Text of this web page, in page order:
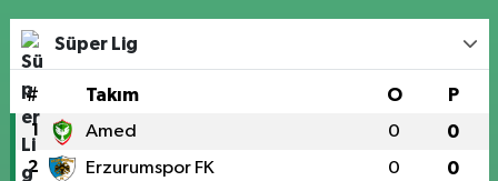
Süper Lig
# Takım O P
1 Amed 0 0
2 Erzurumspor FK 0 0